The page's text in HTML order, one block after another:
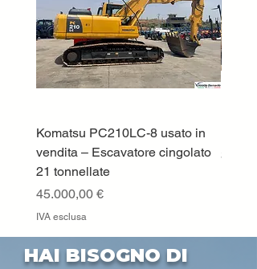
Komatsu PC210LC-8 usato in
vendita – Escavatore cingolato
21 tonnellate
Prezzo
45.000,00 €
IVA esclusa
Prezzo
HAI BISOGNO DI